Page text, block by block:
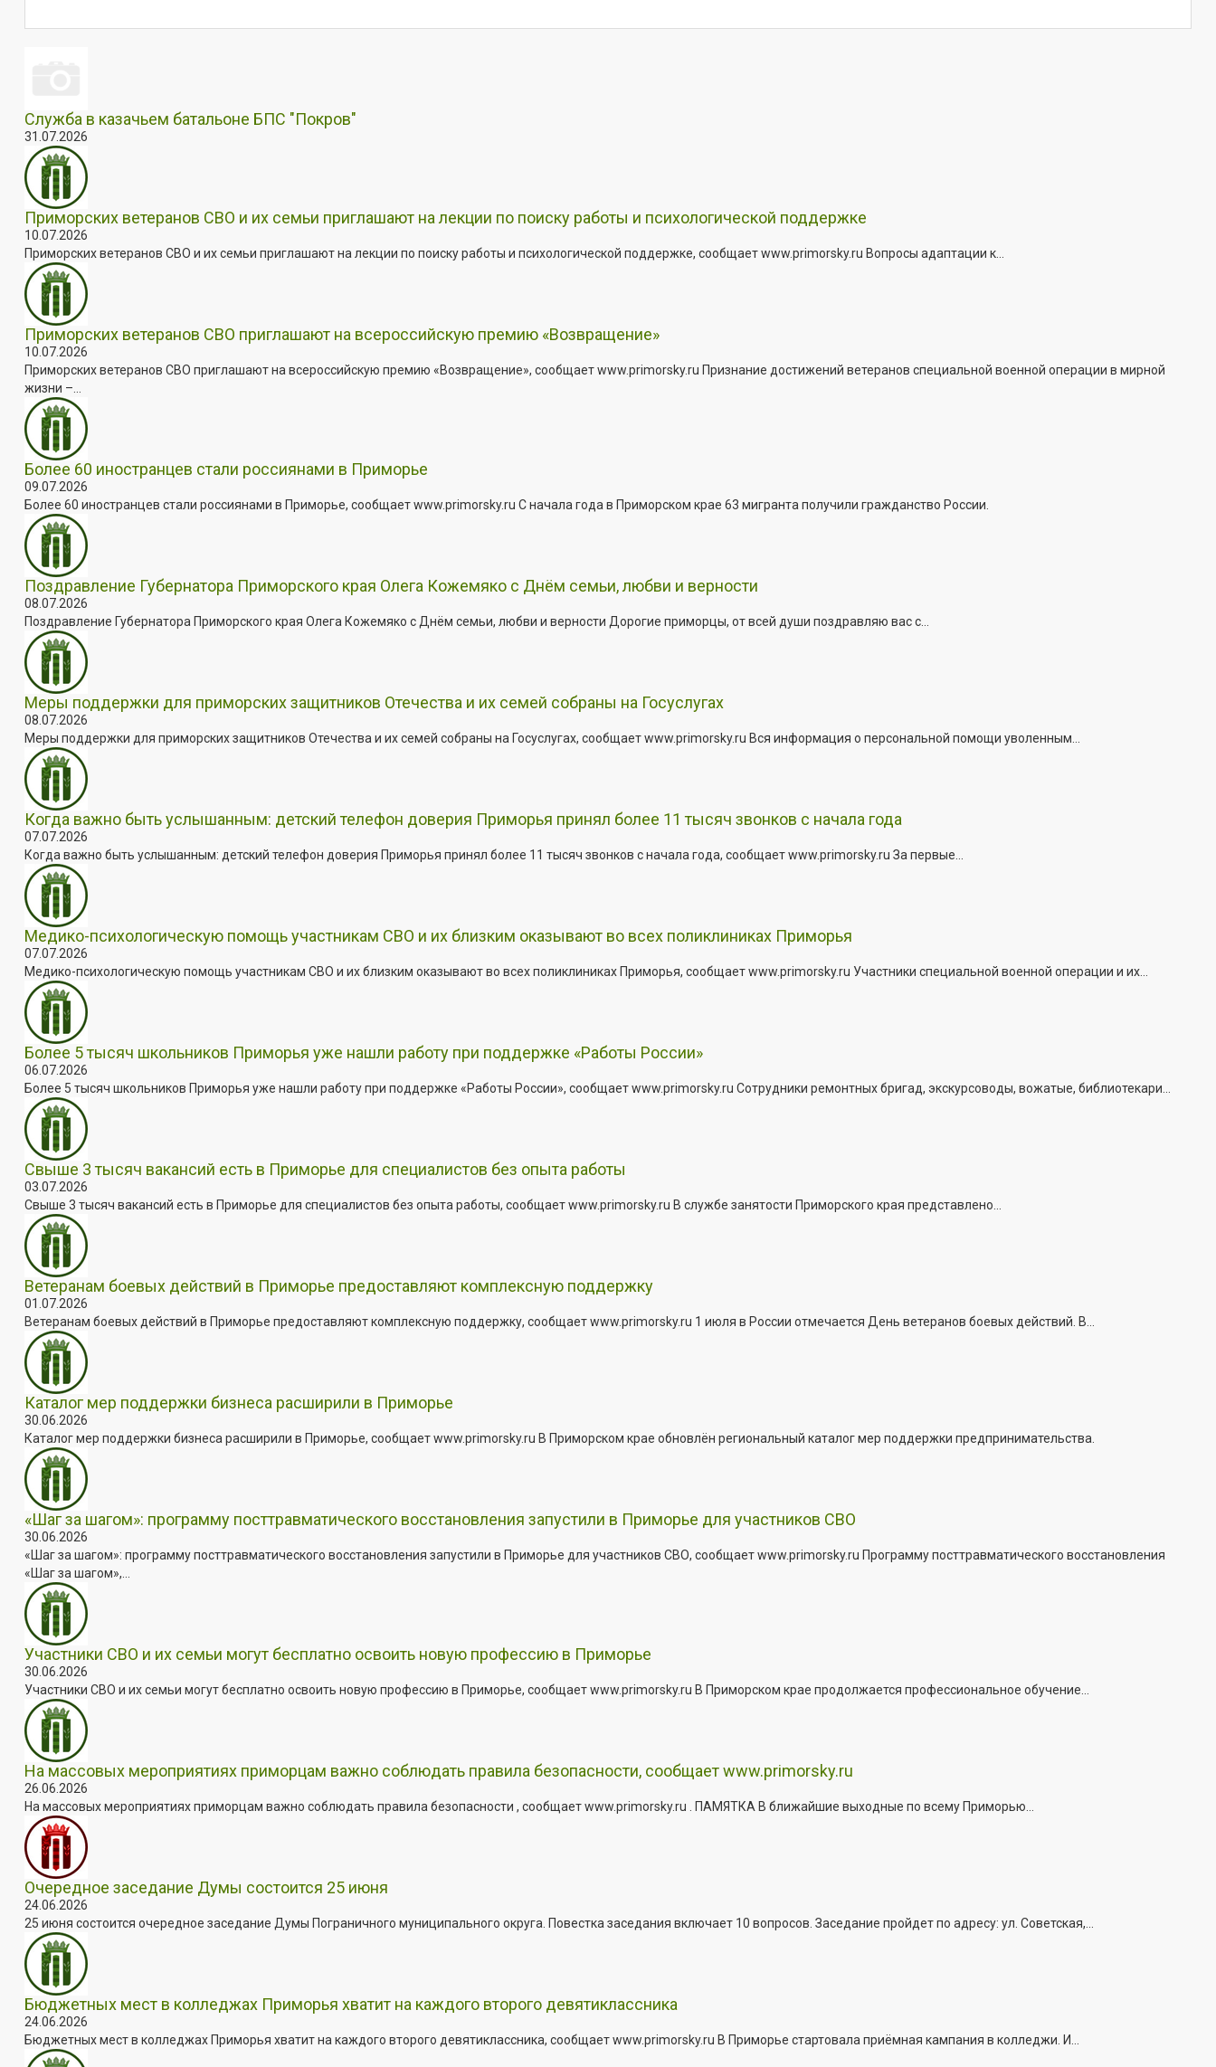
Служба в казачьем батальоне БПС "Покров"
31.07.2026
Приморских ветеранов СВО и их семьи приглашают на лекции по поиску работы и психологической поддержке
10.07.2026
Приморских ветеранов СВО и их семьи приглашают на лекции по поиску работы и психологической поддержке, сообщает www.primorsky.ru Вопросы адаптации к...
Приморских ветеранов СВО приглашают на всероссийскую премию «Возвращение»
10.07.2026
Приморских ветеранов СВО приглашают на всероссийскую премию «Возвращение», сообщает www.primorsky.ru Признание достижений ветеранов специальной военной операции в мирной
жизни –...
Более 60 иностранцев стали россиянами в Приморье
09.07.2026
Более 60 иностранцев стали россиянами в Приморье, сообщает www.primorsky.ru С начала года в Приморском крае 63 мигранта получили гражданство России.
Поздравление Губернатора Приморского края Олега Кожемяко с Днём семьи, любви и верности
08.07.2026
Поздравление Губернатора Приморского края Олега Кожемяко с Днём семьи, любви и верности Дорогие приморцы, от всей души поздравляю вас с...
Меры поддержки для приморских защитников Отечества и их семей собраны на Госуслугах
08.07.2026
Меры поддержки для приморских защитников Отечества и их семей собраны на Госуслугах, сообщает www.primorsky.ru Вся информация о персональной помощи уволенным...
Когда важно быть услышанным: детский телефон доверия Приморья принял более 11 тысяч звонков с начала года
07.07.2026
Когда важно быть услышанным: детский телефон доверия Приморья принял более 11 тысяч звонков с начала года, сообщает www.primorsky.ru За первые...
Медико-психологическую помощь участникам СВО и их близким оказывают во всех поликлиниках Приморья
07.07.2026
Медико-психологическую помощь участникам СВО и их близким оказывают во всех поликлиниках Приморья, сообщает www.primorsky.ru Участники специальной военной операции и их...
Более 5 тысяч школьников Приморья уже нашли работу при поддержке «Работы России»
06.07.2026
Более 5 тысяч школьников Приморья уже нашли работу при поддержке «Работы России», сообщает www.primorsky.ru Сотрудники ремонтных бригад, экскурсоводы, вожатые, библиотекари...
Свыше 3 тысяч вакансий есть в Приморье для специалистов без опыта работы
03.07.2026
Свыше 3 тысяч вакансий есть в Приморье для специалистов без опыта работы, сообщает www.primorsky.ru В службе занятости Приморского края представлено...
Ветеранам боевых действий в Приморье предоставляют комплексную поддержку
01.07.2026
Ветеранам боевых действий в Приморье предоставляют комплексную поддержку, сообщает www.primorsky.ru 1 июля в России отмечается День ветеранов боевых действий. В...
Каталог мер поддержки бизнеса расширили в Приморье
30.06.2026
Каталог мер поддержки бизнеса расширили в Приморье, сообщает www.primorsky.ru В Приморском крае обновлён региональный каталог мер поддержки предпринимательства.
«Шаг за шагом»: программу посттравматического восстановления запустили в Приморье для участников СВО
30.06.2026
«Шаг за шагом»: программу посттравматического восстановления запустили в Приморье для участников СВО, сообщает www.primorsky.ru Программу посттравматического восстановления
«Шаг за шагом»,...
Участники СВО и их семьи могут бесплатно освоить новую профессию в Приморье
30.06.2026
Участники СВО и их семьи могут бесплатно освоить новую профессию в Приморье, сообщает www.primorsky.ru В Приморском крае продолжается профессиональное обучение...
На массовых мероприятиях приморцам важно соблюдать правила безопасности, сообщает www.primorsky.ru
26.06.2026
На массовых мероприятиях приморцам важно соблюдать правила безопасности , сообщает www.primorsky.ru . ПАМЯТКА В ближайшие выходные по всему Приморью...
Очередное заседание Думы состоится 25 июня
24.06.2026
25 июня состоится очередное заседание Думы Пограничного муниципального округа. Повестка заседания включает 10 вопросов. Заседание пройдет по адресу: ул. Советская,...
Бюджетных мест в колледжах Приморья хватит на каждого второго девятиклассника
24.06.2026
Бюджетных мест в колледжах Приморья хватит на каждого второго девятиклассника, сообщает www.primorsky.ru В Приморье стартовала приёмная кампания в колледжи. И...